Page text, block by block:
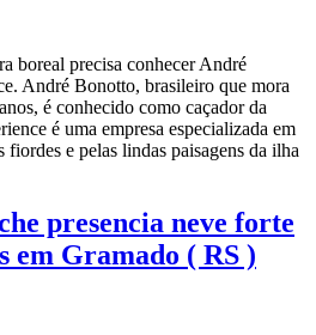
boreal precisa conhecer André
André Bonotto, brasileiro que mora
é conhecido como caçador da
é uma empresa especializada em
fiordes e pelas lindas paisagens da ilha
presencia neve forte
em Gramado ( RS )